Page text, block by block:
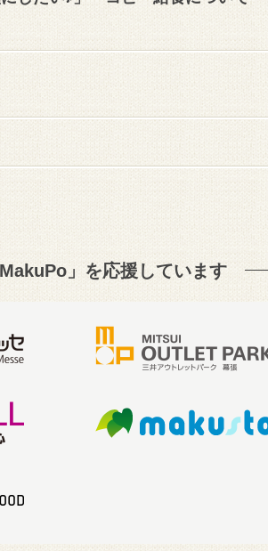
」を応援しています